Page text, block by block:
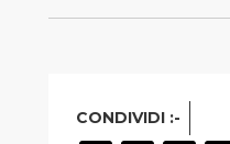
CONDIVIDI :-